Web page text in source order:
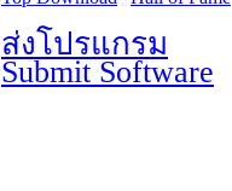
ส่งโปรแกรม
Submit Software